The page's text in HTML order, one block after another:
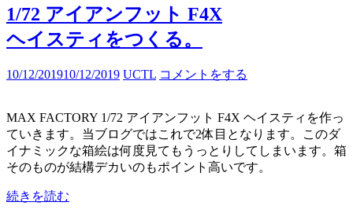
1/72 アイアンフット F4X
ヘイスティをつくる。
10/12/201910/12/2019 UCTL コメントをする
MAX FACTORY 1/72 アイアンフット F4X ヘイスティを作っ
ていきます。当ブログではこれで2体目となります。このダ
イナミックな箱絵は何度見てもうっとりしてしまいます。箱
そのものが結構デカいのもポイント高いです。
続きを読む